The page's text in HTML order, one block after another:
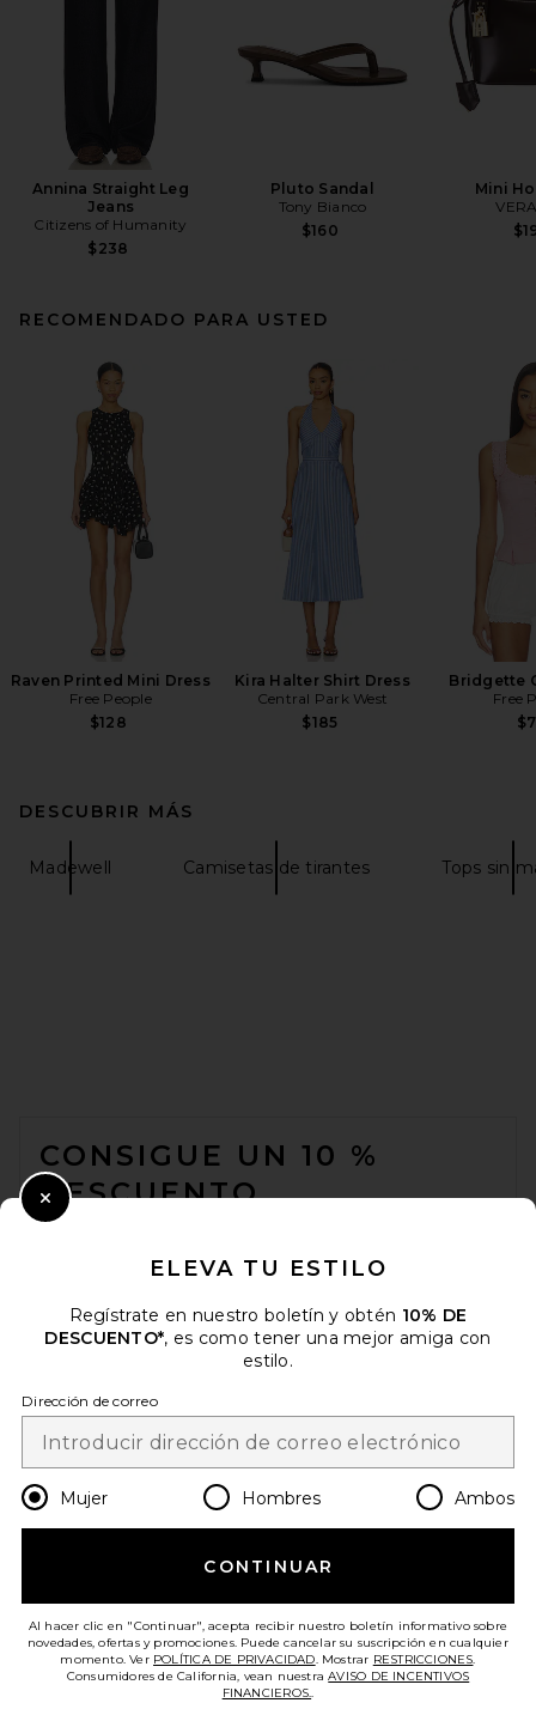
Annina Straight Leg
Jeans
Citizens of Humanity
$238
Pluto Sandal
Tony Bianco
$160
Mini
RECOMENDADO PARA USTED
Raven Printed Mini Dress
Free People
$128
Kira Halter Shirt Dress
Central Park West
$185
Bridgette
Free
DESCUBRIR MÁS
Madewell Camisetas de tirantes Tops sin
CONSIGUE UN 10 %
DESCUENTO
electrónico. Puede retirarse en cualquier momento.
Email Address
Change Country Regions
es USD
¡AYÚDANOS A MEJORAR!
ATENCIÓN AL CLIENTE
ELEVA TU ESTILO
Regístrate en nuestro boletín y obtén 10% DE
DESCUENTO*, es como tener una mejor amiga con
estilo.
Dirección de correo
Mujer Hombres Ambos
CONTINUAR
Al hacer clic en "Continuar", acepta recibir nuestro boletín informativo sobre
novedades, ofertas y promociones. Puede cancelar su suscripción en cualquier
momento. Ver POLÍTICA DE PRIVACIDAD. Mostrar RESTRICCIONES.
Consumidores de California, vean nuestraAVISO DE INCENTIVOS
FINANCIEROS..
Close Modal